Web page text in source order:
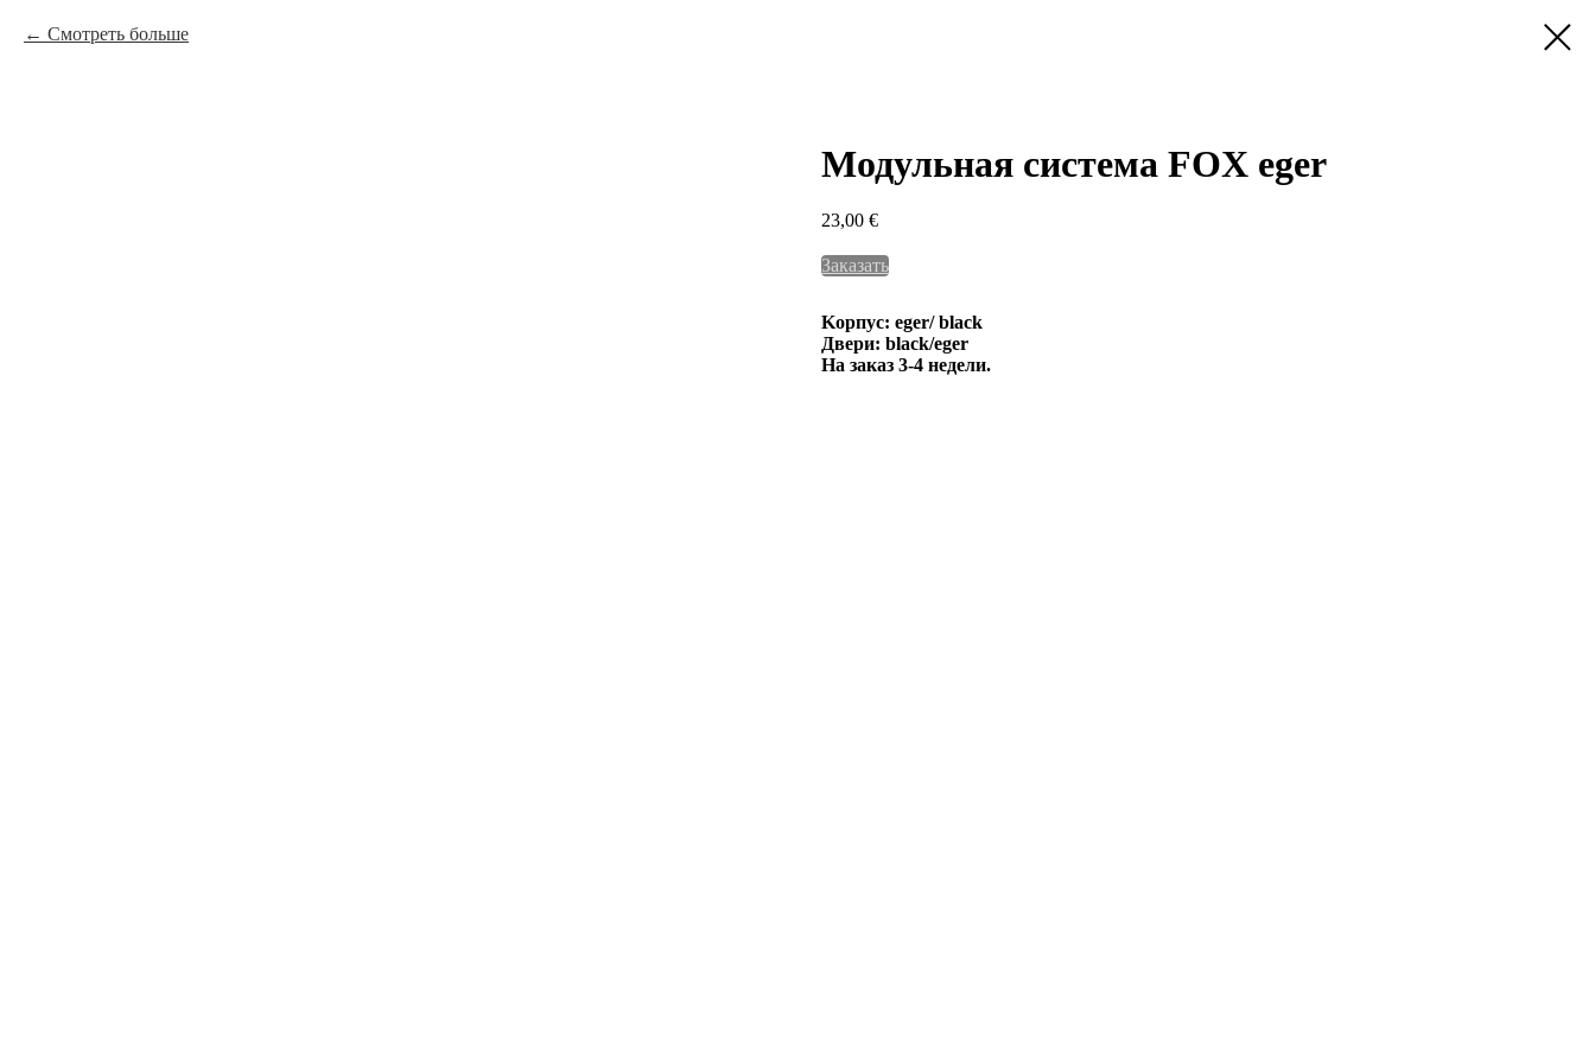
Смотреть больше
Модульная система FOX eger
23,00 €
Заказать
Kорпус: eger/ black
Двери: black/eger
На заказ 3-4 недели.